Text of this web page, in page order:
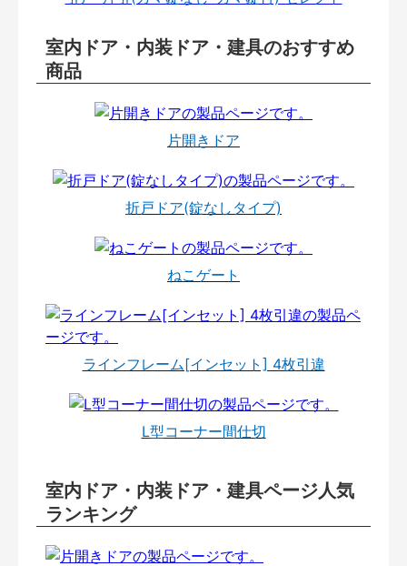
室内ドア・内装ドア・建具のおすすめ
商品
片開きドア
折戸ドア(錠なしタイプ)
ねこゲート
ラインフレーム[インセット] 4枚引違
L型コーナー間仕切
室内ドア・内装ドア・建具ページ人気
ランキング